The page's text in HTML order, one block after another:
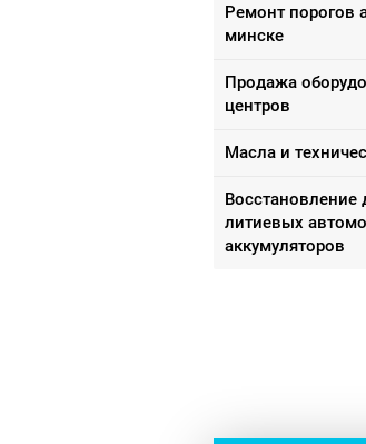
Ремонт порогов
минске
Продажа
центров
Масла и
Восстановление
литиевых
аккумуляторов